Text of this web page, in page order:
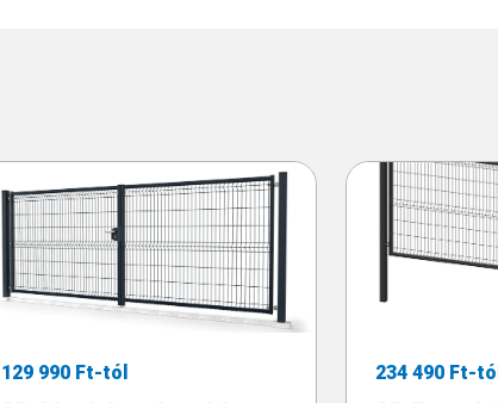
129 990 Ft-tól 234 490 Ft-tól